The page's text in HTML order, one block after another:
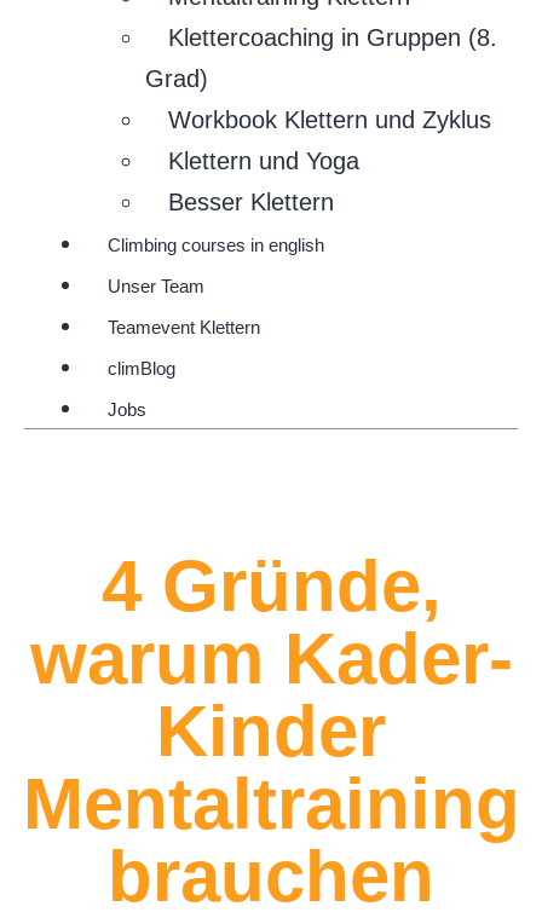
Klettercoaching in Gruppen (8.
Grad)
Workbook Klettern und Zyklus
Klettern und Yoga
Besser Klettern
Climbing courses in english
Unser Team
Teamevent Klettern
climBlog
Jobs
4 Gründe,
warum Kader-
Kinder
Mentaltraining
brauchen